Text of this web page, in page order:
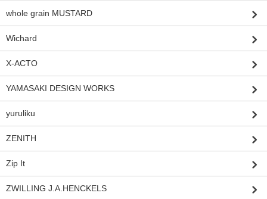
whole grain MUSTARD
Wichard
X-ACTO
YAMASAKI DESIGN WORKS
yuruliku
ZENITH
Zip It
ZWILLING J.A.HENCKELS